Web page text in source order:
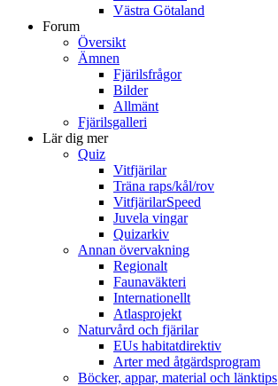
Västra Götaland
Forum
Översikt
Ämnen
Fjärilsfrågor
Bilder
Allmänt
Fjärilsgalleri
Lär dig mer
Quiz
Vitfjärilar
Träna raps/kål/rov
VitfjärilarSpeed
Juvela vingar
Quizarkiv
Annan övervakning
Regionalt
Faunaväkteri
Internationellt
Atlasprojekt
Naturvård och fjärilar
EUs habitatdirektiv
Arter med åtgärdsprogram
Böcker, appar, material och länktips